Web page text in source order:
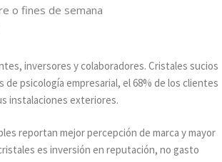
o fines de semana
inversores y colaboradores. Cristales sucios
psicología empresarial, el 68% de los clientes
instalaciones exteriores.
reportan mejor percepción de marca y mayor
es inversión en reputación, no gasto